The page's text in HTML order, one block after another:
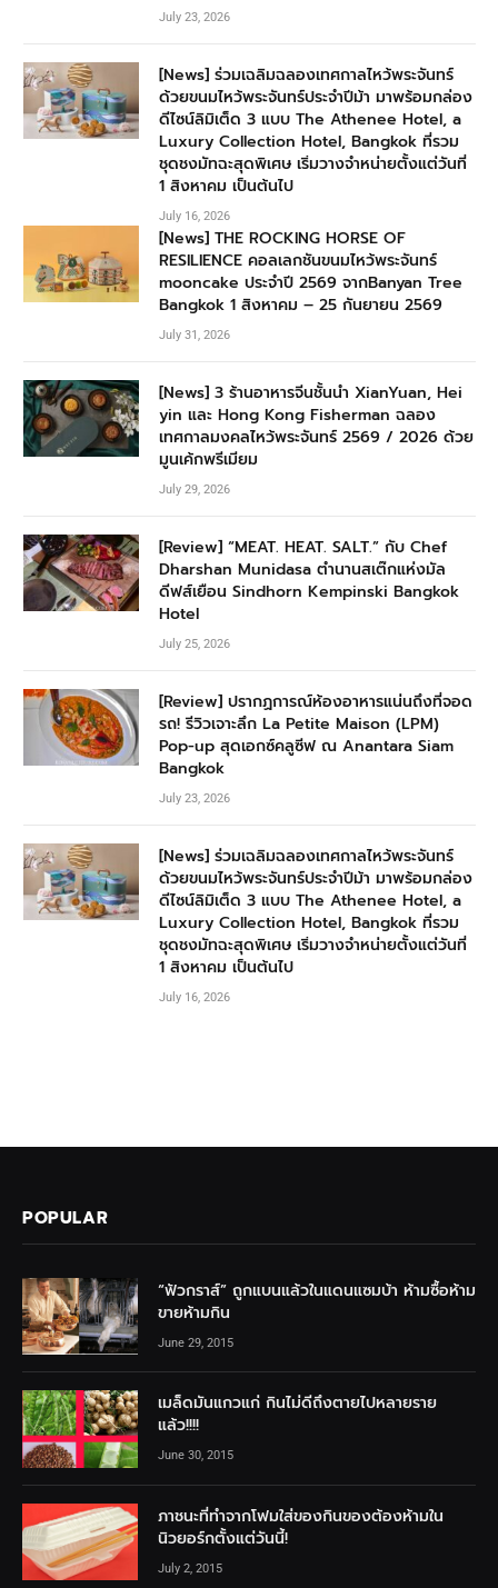
July 23, 2026
[News] ร่วมเฉลิมฉลองเทศกาลไหว้พระจันทร์
ด้วยขนมไหว้พระจันทร์ประจำปีม้า มาพร้อมกล่อง
ดีไซน์ลิมิเต็ด 3 แบบ The Athenee Hotel, a
Luxury Collection Hotel, Bangkok ที่รวม
ชุดชงมัทฉะสุดพิเศษ เริ่มวางจำหน่ายตั้งแต่วันที่
1 สิงหาคม เป็นต้นไป
July 16, 2026
[News] THE ROCKING HORSE OF
RESILIENCE คอลเลกชันขนมไหว้พระจันทร์
mooncake ประจำปี 2569 จากBanyan Tree
Bangkok 1 สิงหาคม – 25 กันยายน 2569
July 31, 2026
[News] 3 ร้านอาหารจีนชั้นนำ XianYuan, Hei
yin และ Hong Kong Fisherman ฉลอง
เทศกาลมงคลไหว้พระจันทร์ 2569 / 2026 ด้วย
มูนเค้กพรีเมียม
July 29, 2026
[Review] “MEAT. HEAT. SALT.” กับ Chef
Dharshan Munidasa ตำนานสเต๊กแห่งมัล
ดีฟส์เยือน Sindhorn Kempinski Bangkok
Hotel
July 25, 2026
[Review] ปรากฏการณ์ห้องอาหารแน่นถึงที่จอด
รถ! รีวิวเจาะลึก La Petite Maison (LPM)
Pop-up สุดเอกซ์คลูซีฟ ณ Anantara Siam
Bangkok
July 23, 2026
[News] ร่วมเฉลิมฉลองเทศกาลไหว้พระจันทร์
ด้วยขนมไหว้พระจันทร์ประจำปีม้า มาพร้อมกล่อง
ดีไซน์ลิมิเต็ด 3 แบบ The Athenee Hotel, a
Luxury Collection Hotel, Bangkok ที่รวม
ชุดชงมัทฉะสุดพิเศษ เริ่มวางจำหน่ายตั้งแต่วันที่
1 สิงหาคม เป็นต้นไป
July 16, 2026
POPULAR
“ฟัวกราส์” ถูกแบนแล้วในแดนแซมบ้า ห้ามซื้อห้าม
ขายห้ามกิน
June 29, 2015
เมล็ดมันแกวแก่ กินไม่ดีถึงตายไปหลายราย
แล้ว!!!!
June 30, 2015
ภาชนะที่ทำจากโฟมใส่ของกินของต้องห้ามใน
นิวยอร์กตั้งแต่วันนี้!
July 2, 2015